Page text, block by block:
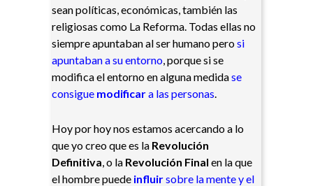
sean políticas, económicas, también las
religiosas como La Reforma. Todas ellas no
siempre apuntaban al ser humanoperosi
apuntaban a su entorno , porque si se
modifica el entorno en alguna medidase
consigue modificara las personas
Hoy por hoy nos estamos acercando a lo
que yo creo que es la Revolución
Definitiva , o la Revolución Final en la que
el hombre puede influirsobre la mente y el